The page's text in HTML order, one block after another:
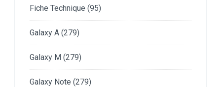
Fiche Technique (95)
Galaxy A (279)
Galaxy M (279)
Galaxy Note (279)